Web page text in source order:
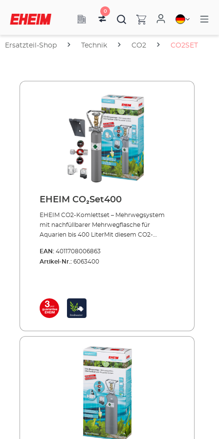
0
Ersatzteil-Shop Technik CO2 CO2SET
EHEIM CO₂Set400
EHEIM CO2-Komlettset – Mehrwegsystem
mit nachfüllbarer Mehrwegflasche für
Aquarien bis 400 LiterMit diesem CO2-
Aquariumwasser genau die richtige Menge
Kohlendioxid zu – und damit Ihren Pflanzen
höchste Sicherheit sind selbstverständlich. Sie
erhalten das Set komplett inklusive allem
paar Handgriffen erledigt. Sie können sofort
lassen Sie sie einfach bei Ihrem Fachhändler
oder einer entsprechenden CO2-
Nachfüllstationen wieder auffüllen. Zu
empfehlen ist auch eine Reserve- bzw.
Vorratsflasche (siehe Zubehör).EHEIM
CO2SET400CO2-Düngeanlage Komplettset
für Aquarien bis 400 Liter Lieferung komplett
inklusive Zubehör: CO2 Mehrwegflasche (500
g) mit Halterung Präzisions-CO2-
EAN: 4011708006863
Artikel-Nr.: 6063400